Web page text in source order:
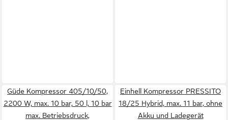
Güde Kompressor 405/10/50,
2200 W, max. 10 bar, 50 l, 10 bar
max. Betriebsdruck,
Einhell Kompressor PRESSITO
18/25 Hybrid, max. 11 bar, ohne
Akku und Ladegerät